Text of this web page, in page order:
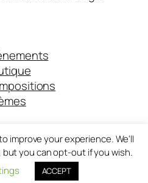
Conçu avecWordPress
improve your experience. We'll
you can opt-out if you wish.
ACCEPT